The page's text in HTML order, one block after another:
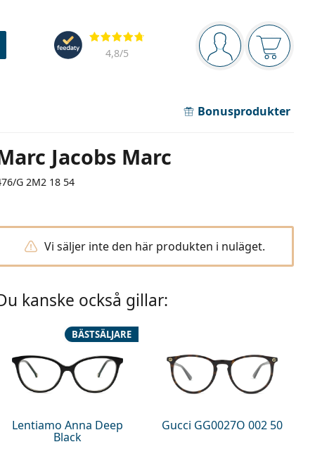
Navigeringsmeny
Du är inloggad
Recensioner
4,8/5
Bonusprodukter
Jacobs Marc
G 2M2 18 54
Vi säljer inte den här produkten i nuläget.
kanske också gillar:
Lentiamo Anna Deep
Black
BÄSTSÄLJARE
Gucci GG0027O 002 50